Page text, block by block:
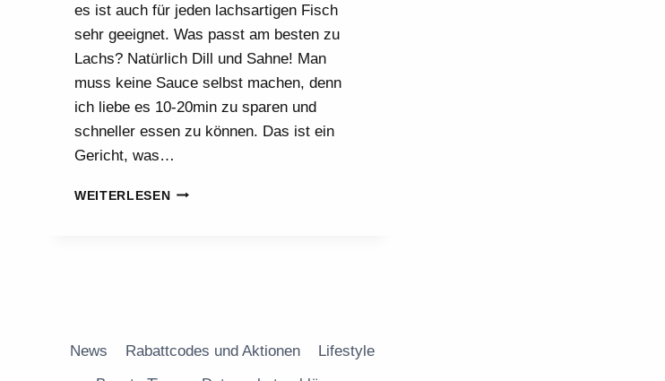
es ist auch für jeden lachsartigen Fisch
sehr geeignet. Was passt am besten zu
Lachs? Natürlich Dill und Sahne! Man
muss keine Sauce selbst machen, denn
ich liebe es 10-20min zu sparen und
schneller essen zu können. Das ist ein
Gericht, was…
WEITERLESENLACHSFILETS
News Rabattcodes und Aktionen
Lifestyle